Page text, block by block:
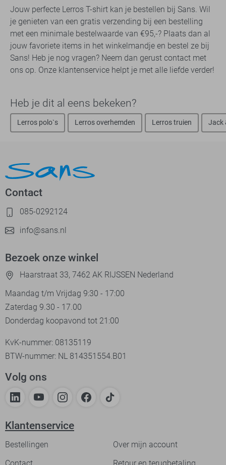
Jouw perfecte Lerros T-shirt kan je bestellen bij Sans. Wil
je genieten van een gratis verzending bij een bestelling
met een minimale bestelwaarde van €95,-? Plaats dan al
jouw favoriete items in het winkelmandje en bestel ze bij
Sans! Heb je nog vragen? Neem dan gerust contact met
ons op. Onze klantenservice helpt je met alle liefde verder!
Heb je dit al eens bekeken?
Lerros polo`s Lerros overhemden Lerros truien Jack
Contact
085-0292124
info@sans.nl
Bezoek onze winkel
Haarstraat 33, 7462 AK RIJSSEN Nederland
Maandag t/m Vrijdag 9:30 - 17:00
Zaterdag 9.30 - 17.00
Donderdag koopavond tot 21:00
KvK-nummer: 08135119
BTW-nummer: NL 814351554.B01
Volg ons
Klantenservice
Bestellingen
Over mijn account